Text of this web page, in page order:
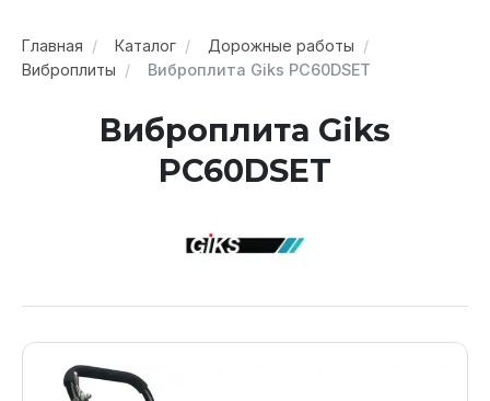
Главная Каталог
Дорожные работы
Виброплиты
Виброплита Giks PC60DSET
Виброплита Giks
PC60DSET